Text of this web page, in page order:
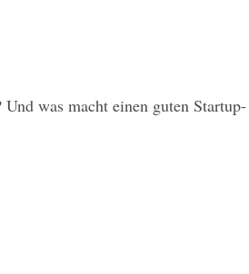
was macht einen guten Startup-